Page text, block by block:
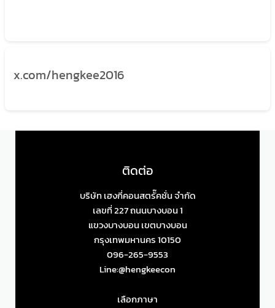
x.com/hengkee2016
ติดต่อ
บริษัท เฮงกี่คอนสตรั๊คชั่น จำกัด
เลขที่ 227 ถนนบางบอน 1
แขวงบางบอน เขตบางบอน
กรุงเทพมหานคร 10150
096-265-9553
Line:@hengkeecon
เลือกภาษา